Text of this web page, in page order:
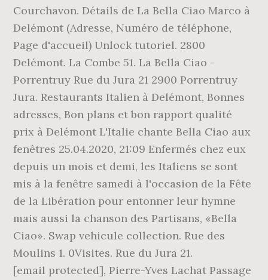
Courchavon. Détails de La Bella Ciao Marco à
Delémont (Adresse, Numéro de téléphone,
Page d'accueil) Unlock tutoriel. 2800
Delémont. La Combe 51. La Bella Ciao -
Porrentruy Rue du Jura 21 2900 Porrentruy
Jura. Restaurants Italien à Delémont, Bonnes
adresses, Bon plans et bon rapport qualité
prix à Delémont L'Italie chante Bella Ciao aux
fenêtres 25.04.2020, 21:09 Enfermés chez eux
depuis un mois et demi, les Italiens se sont
mis à la fenêtre samedi à l'occasion de la Fête
de la Libération pour entonner leur hymne
mais aussi la chanson des Partisans, «Bella
Ciao». Swap vehicule collection. Rue des
Moulins 1. 0Visites. Rue du Jura 21.
[email protected], Pierre-Yves Lachat Passage